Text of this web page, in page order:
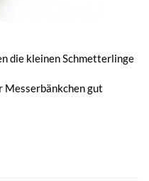
die kleinen Schmetterlinge
Messerbänkchen gut